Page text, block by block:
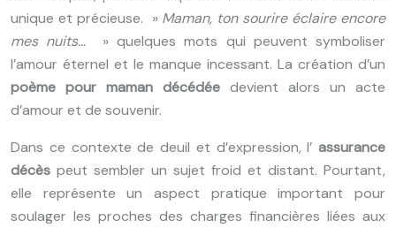
unique et précieuse. » Maman, ton sourire éclaire encore
mes nuits…
» quelques mots qui peuvent symboliser
l’amour éternel et le manque incessant. La création d’un
poème pour maman décédée devient alors un acte
d’amour et de souvenir.
Dans ce contexte de deuil et d’expression, l’ assurance
décès peut sembler un sujet froid et distant. Pourtant,
elle représente un aspect pratique important pour
soulager les proches des charges financières liées aux